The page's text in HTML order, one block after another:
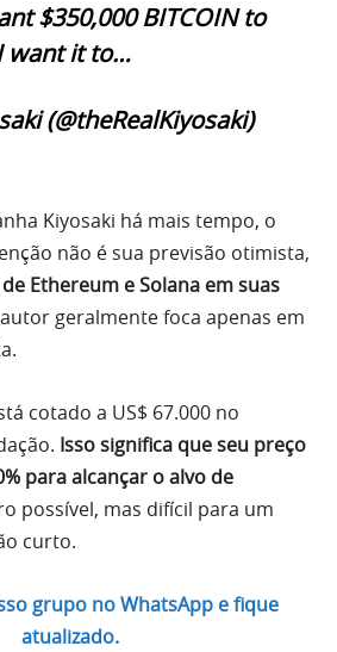
$350,000 BITCOIN to
want it to…
(@theRealKiyosaki)
Kiyosaki há mais tempo, o
não é sua previsão otimista,
Ethereum e Solana em suas
geralmente foca apenas em
cotado a US$ 67.000 no
Isso significa que seu preço
para alcançar o alvo de
possível, mas difícil para um
curto.
grupo no WhatsApp e fique
atualizado.